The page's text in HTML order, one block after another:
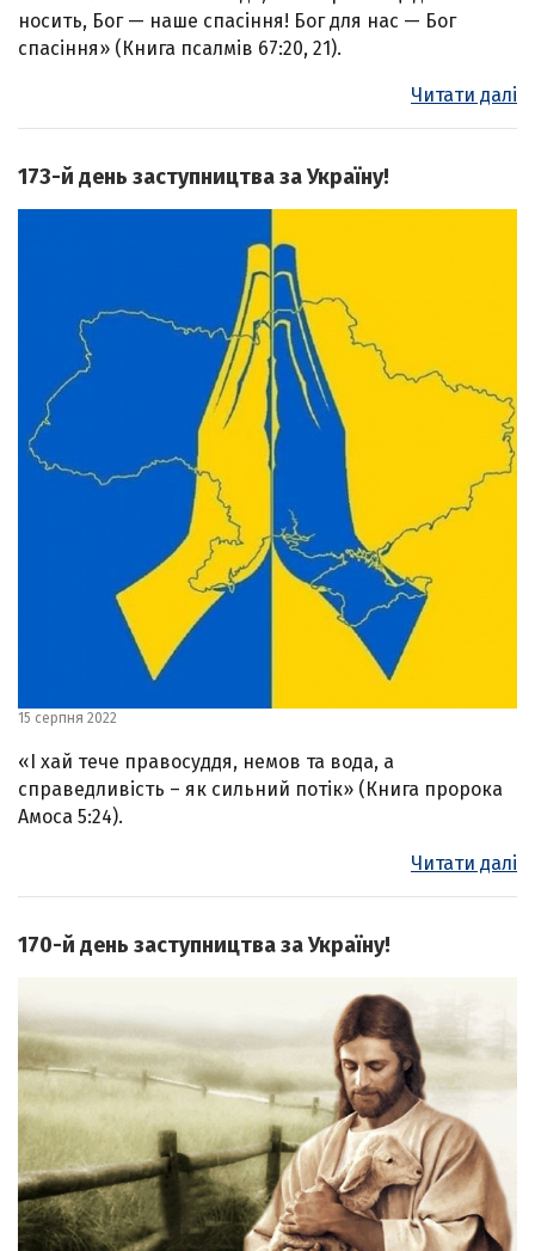
носить, Бог — наше спасіння! Бог для нас — Бог
спасіння» (Книга псалмів 67:20, 21).
Читати далі
173-й день заступництва за Україну!
15 серпня 2022
«І хай тече правосуддя, немов та вода, а
справедливість – як сильний потік» (Книга пророка
Амоса 5:24).
Читати далі
170-й день заступництва за Україну!